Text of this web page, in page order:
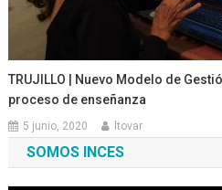
TRUJILLO | Nuevo Modelo de
proceso de enseñanza
5 junio, 2020 ltovar
SOMOS INCES